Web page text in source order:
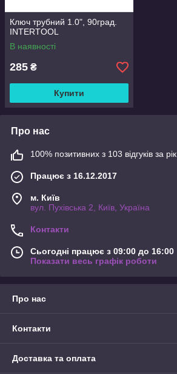
Ключ трубний 1.0", 90град.
INTERTOOL
В наявності
285 ₴
Купити
Про нас
100% позитивних з 103 відгуків за рік
Працює з 16.12.2017
м. Київ
вул. Пухівська 2, Київ, Україна
Контакти
Сьогодні працює з 09:00 до 16:00
Показати весь графік роботи
Про нас
Контакти
Доставка та оплата